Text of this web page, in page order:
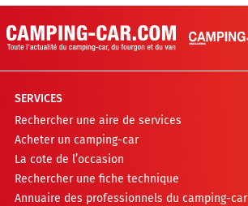
SERVICES
Rechercher une aire de services
Acheter un camping-car
La cote de l’occasion
Rechercher une fiche technique
Annuaire des professionnels du camping-car